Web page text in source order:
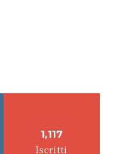
1,117
Iscritti